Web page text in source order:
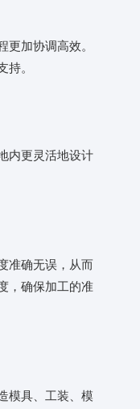
加协调高效。
。
内更灵活地设计
准确无误，从而
，确保加工的准
模具、工装、模